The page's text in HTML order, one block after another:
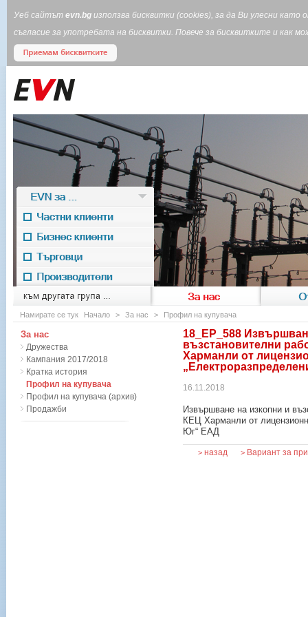
Уеб сайтът evn.bg използва бисквитки (cookies), за да Ви улесни
съгласие за употребата на бисквитки. Повече за бисквитките и
към другата група ... За нас
EVN for
EVN за ...
Частни клиенти
Бизнес клиенти
Търговци
Производители
Намирате се тук Начало > За нас > Профил на купувача
18_ЕР_588
възстановителни
Харманли от
16.11.2018
Извършване на изкопни и
КЕЦ Харманли от
Юг“ ЕАД
> назад > Вариант за
За нас
Дружества
Кампания 2017/2018
Кратка история
Профил на купувача
Профил на купувача (архив)
Продажби